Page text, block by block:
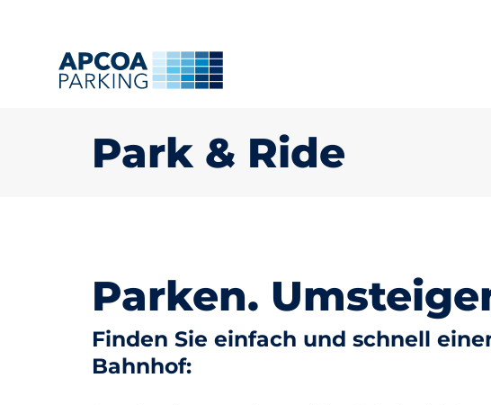
Park & Ride
Parken.
Finden Sie einfach und schnell
Bahnhof: